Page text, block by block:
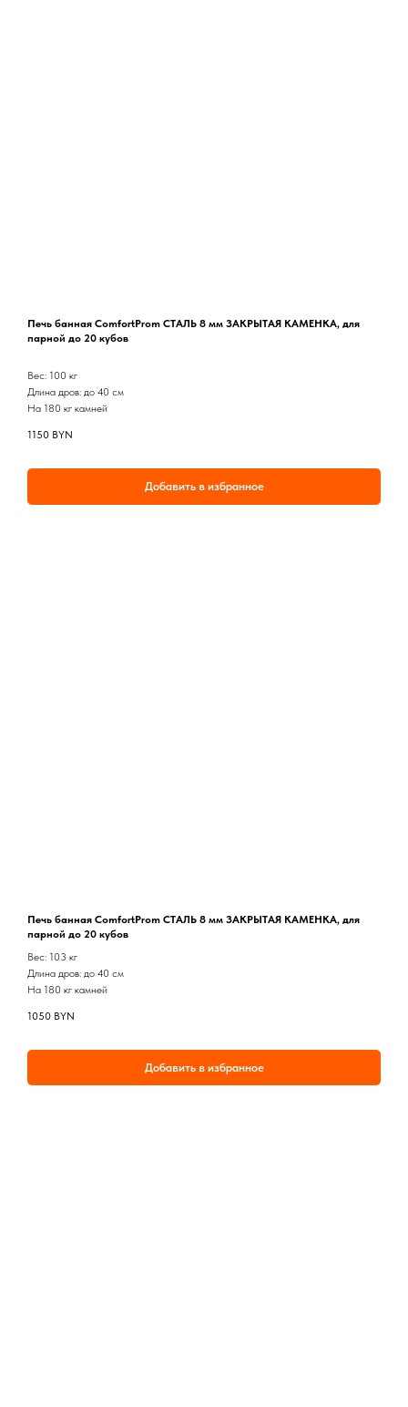
Печь банная ComfortProm СТАЛЬ 8 мм ЗАКРЫТАЯ КАМЕНКА, для
парной до 20 кубов
Вес: 100 кг
Длина дров: до 40 см
На 180 кг камней
1150 BYN
Добавить в избранное
Печь банная ComfortProm СТАЛЬ 8 мм ЗАКРЫТАЯ КАМЕНКА, для
парной до 20 кубов
Вес: 103 кг
Длина дров: до 40 см
На 180 кг камней
1050 BYN
Добавить в избранное